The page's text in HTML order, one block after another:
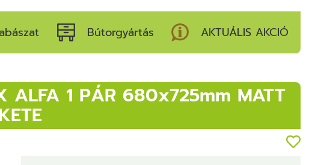
Bútorgyártás AKTUÁLIS AKCIÓ
ALFA 1 PÁR 680x725mm MATT